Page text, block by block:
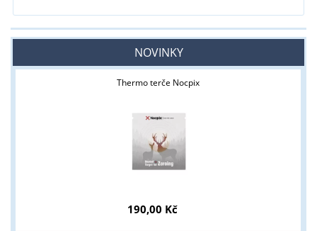
NOVINKY
Thermo terče Nocpix
190,00 Kč